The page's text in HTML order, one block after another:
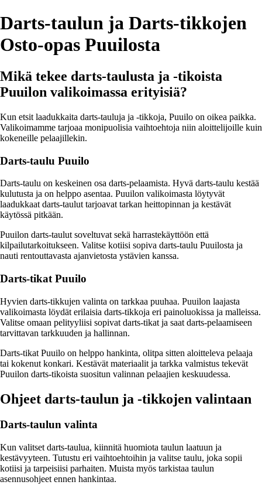
Darts-taulun ja Darts-tikkojen
Osto-opas Puuilosta
Mikä tekee darts-taulusta ja -tikoista
Puuilon valikoimassa erityisiä?
Kun etsit laadukkaita darts-tauluja ja -tikkoja, Puuilo on oikea paikka.
Valikoimamme tarjoaa monipuolisia vaihtoehtoja niin aloittelijoille kuin
kokeneille pelaajillekin.
Darts-taulu Puuilo
Darts-taulu on keskeinen osa darts-pelaamista. Hyvä darts-taulu kestää
kulutusta ja on helppo asentaa. Puuilon valikoimasta löytyvät
laadukkaat darts-taulut tarjoavat tarkan heittopinnan ja kestävät
käytössä pitkään.
Puuilon darts-taulut soveltuvat sekä harrastekäyttöön että
kilpailutarkoitukseen. Valitse kotiisi sopiva darts-taulu Puuilosta ja
nauti rentouttavasta ajanvietosta ystävien kanssa.
Darts-tikat Puuilo
Hyvien darts-tikkujen valinta on tarkkaa puuhaa. Puuilon laajasta
valikoimasta löydät erilaisia darts-tikkoja eri painoluokissa ja malleissa.
Valitse omaan pelityyliisi sopivat darts-tikat ja saat darts-pelaamiseen
tarvittavan tarkkuuden ja hallinnan.
Darts-tikat Puuilo on helppo hankinta, olitpa sitten aloitteleva pelaaja
tai kokenut konkari. Kestävät materiaalit ja tarkka valmistus tekevät
Puuilon darts-tikoista suositun valinnan pelaajien keskuudessa.
Ohjeet darts-taulun ja -tikkojen valintaan
Darts-taulun valinta
Kun valitset darts-taulua, kiinnitä huomiota taulun laatuun ja
kestävyyteen. Tutustu eri vaihtoehtoihin ja valitse taulu, joka sopii
kotiisi ja tarpeisiisi parhaiten. Muista myös tarkistaa taulun
asennusohjeet ennen hankintaa.